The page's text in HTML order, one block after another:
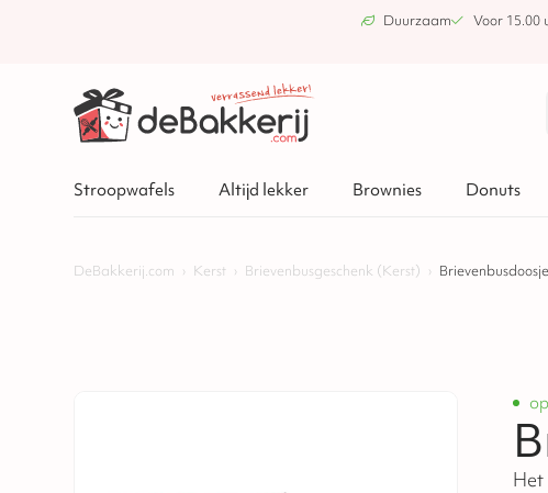
Duurzaam Voor 15.00
Stroopwafels Altijd lekker Brownies Donuts
DeBakkerij.com › Kerst › Brievenbusgeschenk (Kerst) ›
Het